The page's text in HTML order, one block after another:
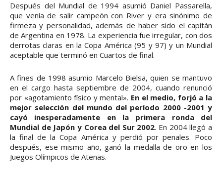
Después del Mundial de 1994 asumió Daniel Passarella,
que venía de salir campeón con River y era sinónimo de
firmeza y personalidad, además de haber sido el capitán
de Argentina en 1978. La experiencia fue irregular, con dos
derrotas claras en la Copa América (95 y 97) y un Mundial
aceptable que terminó en Cuartos de final.
A fines de 1998 asumio Marcelo Bielsa, quien se mantuvo
en el cargo hasta septiembre de 2004, cuando renunció
por «agotamiento físico y mental». En el medio, forjó a la
mejor selección del mundo del período 2000 -2001 y
cayó inesperadamente en la primera ronda del
Mundial de Japón y Corea del Sur 2002. En 2004 llegó a
la final de la Copa América y perdió por penales. Poco
después, ese mismo año, ganó la medalla de oro en los
Juegos Olímpicos de Atenas.